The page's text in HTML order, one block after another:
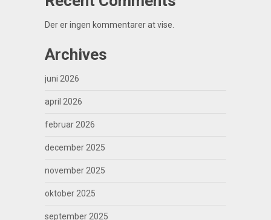
Der er ingen kommentarer at vise.
Archives
juni 2026
april 2026
februar 2026
december 2025
november 2025
oktober 2025
september 2025